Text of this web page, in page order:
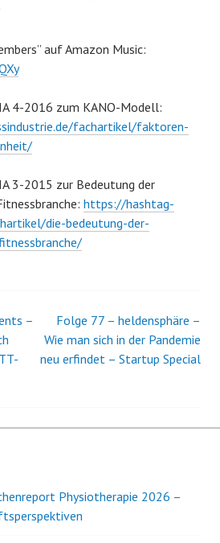
auf Amazon Music:
4-2016 zum KANO-Modell:
fachartikel/faktoren-
3-2015 zur Bedeutung der
https://hashtag-
die-bedeutung-der-
–
Folge 77 – heldensphäre –
Wie man sich in der Pandemie
neu erfindet – Startup Special
Physiotherapie 2026 –